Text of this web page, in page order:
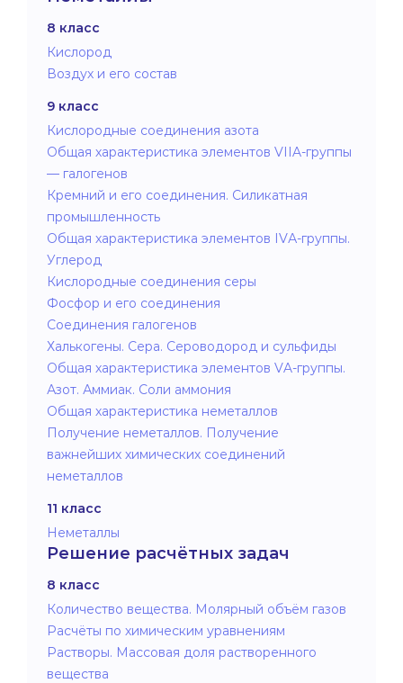
8 класс
Кислород
Воздух и его состав
9 класс
Кислородные соединения азота
Общая характеристика элементов VIIA-группы
— галогенов
Кремний и его соединения. Силикатная
промышленность
Общая характеристика элементов IVА-группы.
Углерод
Кислородные соединения серы
Фосфор и его соединения
Соединения галогенов
Халькогены. Сера. Сероводород и сульфиды
Общая характеристика элементов VA-группы.
Азот. Аммиак. Соли аммония
Общая характеристика неметаллов
Получение неметаллов. Получение
важнейших химических соединений
неметаллов
11 класс
Неметаллы
Решение расчётных задач
8 класс
Количество вещества. Молярный объём газов
Расчёты по химическим уравнениям
Растворы. Массовая доля растворенного
вещества